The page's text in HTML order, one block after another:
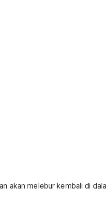
akan melebur kembali di